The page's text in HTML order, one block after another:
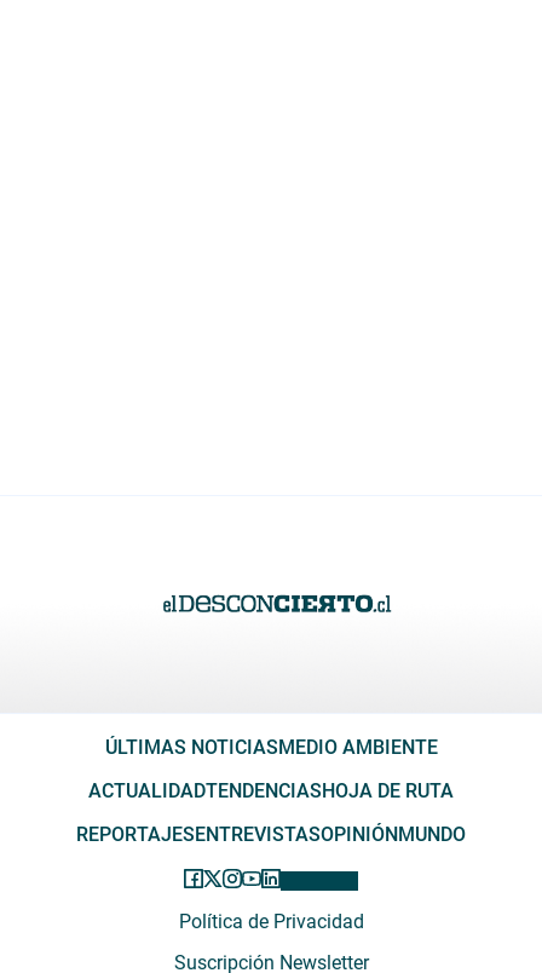
ÚLTIMAS NOTICIASMEDIO AMBIENTE
ACTUALIDADTENDENCIASHOJA DE RUTA
REPORTAJESENTREVISTASOPINIÓNMUNDO
Política de Privacidad
Suscripción Newsletter